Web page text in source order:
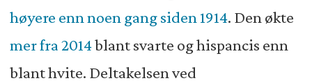
høyere enn noen gang siden 1914. Den økte
mer fra 2014blant svarte og hispancis enn
blant hvite. Deltakelsen ved